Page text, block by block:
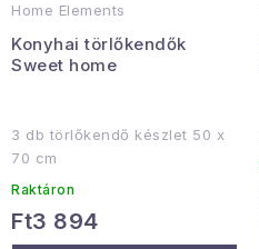
Home Elements
Konyhai törlőkendők
Sweet home
3 db törlőkendő készlet 50 x
70 cm
Raktáron
Ft3 894